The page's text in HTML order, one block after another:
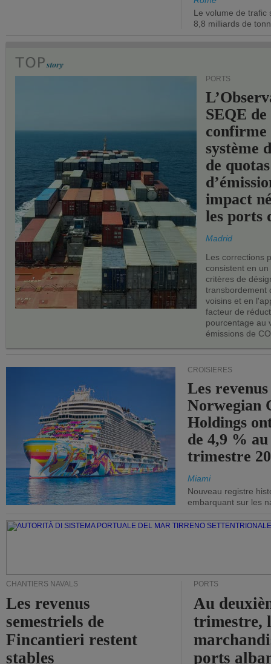
Le volume de trafic
8,8 milliards de
PORTS
SEQE de
confirme
système
de quotas
impact
les ports
Madrid
Les corrections
consistent en
critères de
transbordement
voisins et en
facteur de
pourcentage au
émissions de
CROISIÈRES
Les
Norwegian
Holdings
de 4,9 %
trimestre
Miami
Nouveau registre
embarquant sur les
CHANTIERS NAVALS
Les revenus
semestriels de
Fincantieri restent
stables
PORTS
Au
trimestre,
ports